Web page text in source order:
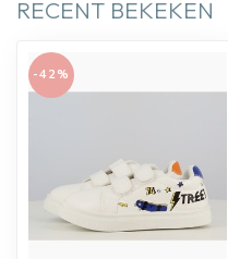
RECENT BEKEKEN
-42%